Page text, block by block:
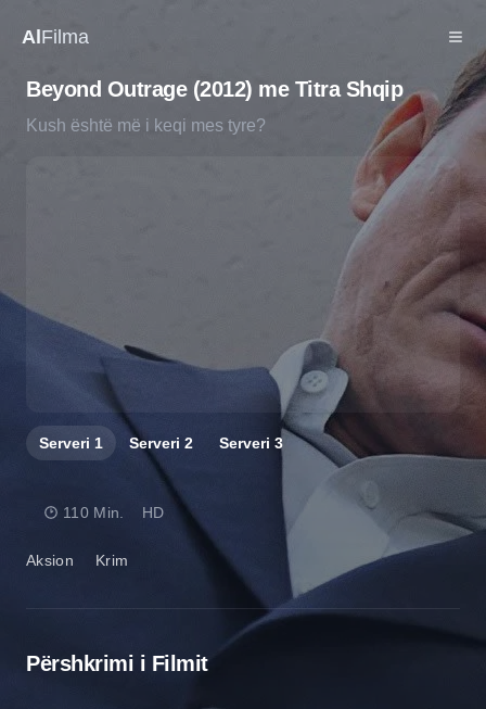
Al Filma
Beyond Outrage (2012) me Titra Shqip
Kush është më i keqi mes tyre?
Serveri 1 Serveri 2 Serveri 3
Aksion Krim
110 Min. HD
Përshkrimi i Filmit